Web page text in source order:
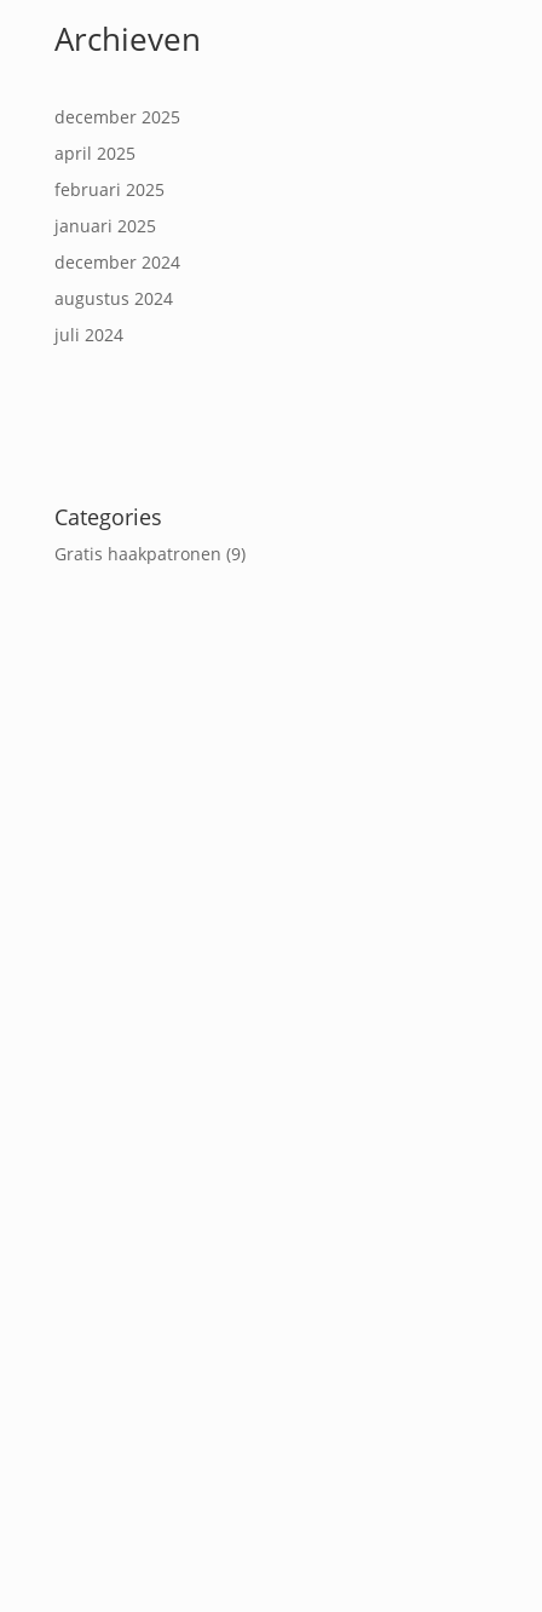
Archieven
december 2025
april 2025
februari 2025
januari 2025
december 2024
augustus 2024
juli 2024
Categories
Gratis haakpatronen (9)